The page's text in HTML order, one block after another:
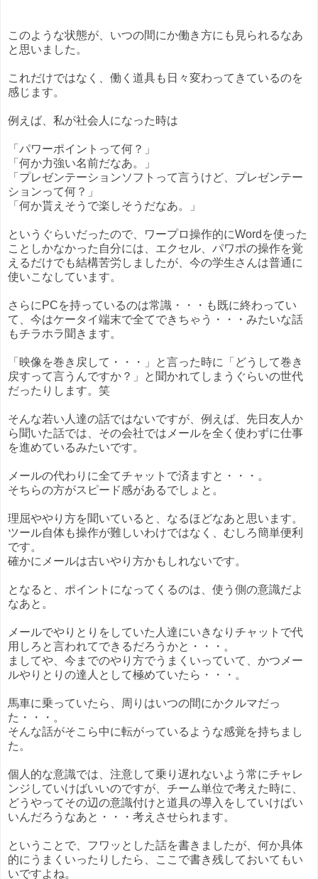
このような状態が、いつの間にか働き方にも見られるなあ
と思いました。
これだけではなく、働く道具も日々変わってきているのを
感じます。
例えば、私が社会人になった時は
「パワーポイントって何？」
「何か力強い名前だなあ。」
「プレゼンテーションソフトって言うけど、プレゼンテー
ションって何？」
「何か貰えそうで楽しそうだなあ。」
というぐらいだったので、ワープロ操作的にWordを使った
ことしかなかった自分には、エクセル、パワポの操作を覚
えるだけでも結構苦労しましたが、今の学生さんは普通に
使いこなしています。
さらにPCを持っているのは常識・・・も既に終わってい
て、今はケータイ端末で全てできちゃう・・・みたいな話
もチラホラ聞きます。
「映像を巻き戻して・・・」と言った時に「どうして巻き
戻すって言うんですか？」と聞かれてしまうぐらいの世代
だったりします。笑
そんな若い人達の話ではないですが、例えば、先日友人か
ら聞いた話では、その会社ではメールを全く使わずに仕事
を進めているみたいです。
メールの代わりに全てチャットで済ますと・・・。
そちらの方がスピード感があるでしょと。
理屈ややり方を聞いていると、なるほどなあと思います。
ツール自体も操作が難しいわけではなく、むしろ簡単便利
です。
確かにメールは古いやり方かもしれないです。
となると、ポイントになってくるのは、使う側の意識だよ
なあと。
メールでやりとりをしていた人達にいきなりチャットで代
用しろと言われてできるだろうかと・・・。
ましてや、今までのやり方でうまくいっていて、かつメー
ルやりとりの達人として極めていたら・・・。
馬車に乗っていたら、周りはいつの間にかクルマだっ
た・・・。
そんな話がそこら中に転がっているような感覚を持ちまし
た。
個人的な意識では、注意して乗り遅れないよう常にチャレ
ンジしていけばいいのですが、チーム単位で考えた時に、
どうやってその辺の意識付けと道具の導入をしていけばい
いんだろうなあと・・・考えさせられます。
ということで、フワッとした話を書きましたが、何か具体
的にうまくいったりしたら、ここで書き残しておいてもい
いですよね。